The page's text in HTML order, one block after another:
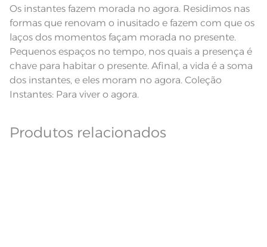
Instruções de Lavagem
Lavação a 60ºC; Proibido alvejar;
Secar em tambor com
temperatura maxima de 60ºC;
Ferro de passar com temperatura
maxima de 150ºC; Proibido lavar a
seco;
Modelo Retangular
Observações
Pode haver pequena variação de
cor, de acordo com a configuração
e modelo do monitor ou do
Linha Nature Jacquard
Dê preferência para secar no varal, à sombra;
Leia atentamente as instruções na etiqueta.
Os instantes fazem morada no agora. Residimos nas
formas que renovam o inusitado e fazem com que os
laços dos momentos façam morada no presente.
Pequenos espaços no tempo, nos quais a presença é
chave para habitar o presente. Afinal, a vida é a soma
dos instantes, e eles moram no agora. Coleção
Instantes: Para viver o agora.
Produtos relacionados